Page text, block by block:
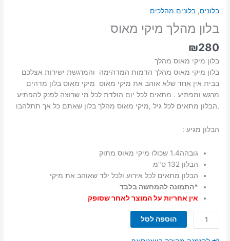
בלונים,בלונים מהלכים
בלון מהלך מיקי מאוס
₪280
בלון מיקי מאוס מהלך
בלון מיקי מאוס מהלך הדמות המדהימה והמרגשת ישירות אצלכם
בבית אין אחד שלא אוהב את מיקי מאוס מיקי מאוס בלון מדהים
מרגש ומפתיע . מתאים לכל יום הולדת לכל מי שרוצה לפנק להפתיע
,הבלון מתאים לכל גיל ,מיקי מאוס מהלך בלון שאתם כל אך תתלהבו
הבלון מגיע :
גובהה1.4 שכולו מיקי מאוס מתוק
הבלון 132 ס"מ
הבלון מתאים לכל אירוע ולכל ילד שאוהב את מיקי
*התמונה להמחשה בלבד
אין אחריות על המוצר לאחר שסופק
כמות
של
בלון
הוספה לסל